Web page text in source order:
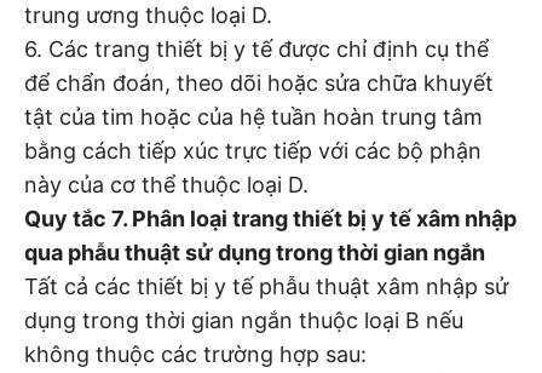
trung ương thuộc loại D.
6. Các trang thiết bị y tế được chỉ định cụ thể
để chẩn đoán, theo dõi hoặc sửa chữa khuyết
tật của tim hoặc của hệ tuần hoàn trung tâm
bằng cách tiếp xúc trực tiếp với các bộ phận
này của cơ thể thuộc loại D.
Quy tắc 7. Phân loại trang thiết bị y tế xâm nhập
qua phẫu thuật sử dụng trong thời gian ngắn
Tất cả các thiết bị y tế phẫu thuật xâm nhập sử
dụng trong thời gian ngắn thuộc loại B nếu
không thuộc các trường hợp sau: